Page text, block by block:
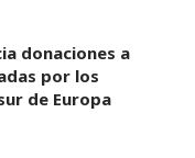
donaciones a
por los
de Europa